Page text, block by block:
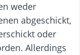
weder
abgeschickt,
oder
Allerdings